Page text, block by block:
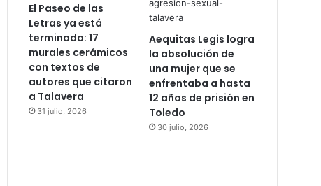
El Paseo de las
Letras ya está
terminado: 17
murales cerámicos
con textos de
autores que citaron
a Talavera
31 julio, 2026
Aequitas Legis logra
la absolución de
una mujer que se
enfrentaba a hasta
12 años de prisión en
Toledo
30 julio, 2026